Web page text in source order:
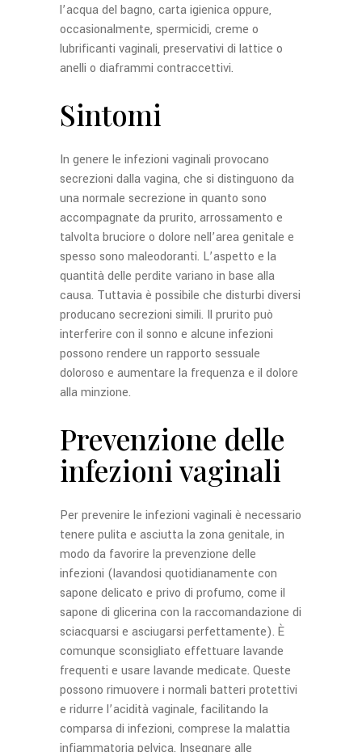
l’acqua del bagno, carta igienica oppure,
occasionalmente, spermicidi, creme o
lubrificanti vaginali, preservativi di lattice o
anelli o diaframmi contraccettivi.
Sintomi
In genere le infezioni vaginali provocano
secrezioni dalla vagina, che si distinguono da
una normale secrezione in quanto sono
accompagnate da prurito, arrossamento e
talvolta bruciore o dolore nell’area genitale e
spesso sono maleodoranti. L’aspetto e la
quantità delle perdite variano in base alla
causa. Tuttavia è possibile che disturbi diversi
producano secrezioni simili. Il prurito può
interferire con il sonno e alcune infezioni
possono rendere un rapporto sessuale
doloroso e aumentare la frequenza e il dolore
alla minzione.
Prevenzione delle
infezioni vaginali
Per prevenire le infezioni vaginali è necessario
tenere pulita e asciutta la zona genitale, in
modo da favorire la prevenzione delle
infezioni (lavandosi quotidianamente con
sapone delicato e privo di profumo, come il
sapone di glicerina con la raccomandazione di
sciacquarsi e asciugarsi perfettamente). È
comunque sconsigliato effettuare lavande
frequenti e usare lavande medicate. Queste
possono rimuovere i normali batteri protettivi
e ridurre l’acidità vaginale, facilitando la
comparsa di infezioni, comprese la malattia
infiammatoria pelvica. Insegnare alle